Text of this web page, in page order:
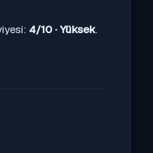
4/10 · Yüksek.